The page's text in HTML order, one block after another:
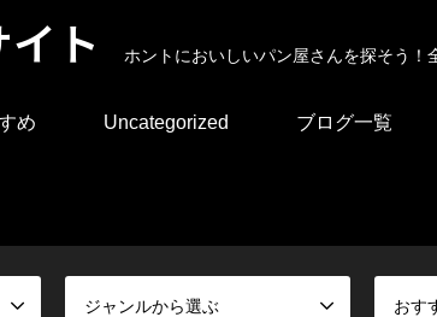
ト ホントにおいしいパン屋さんを探そう
め Uncategorized ブログ一覧
ジャンルから選ぶ おす